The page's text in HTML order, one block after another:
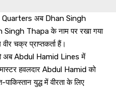
Quarters अब Dhan Singh
Thapa के नाम पर रखा गया
चक्र प्राप्तकर्ता हैं।
अब Abdul Hamid Lines में
हवलदार Abdul Hamid को
युद्ध में वीरता के लिए